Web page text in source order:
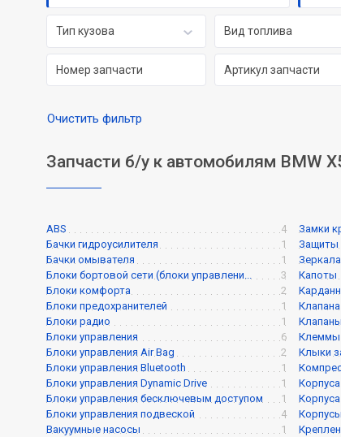
Тип кузова Вид топлива
Очистить фильтр
Запчасти б/у к автомобилям BMW
ABS
4
Бачки гидроусилителя
1
Бачки омывателя
1
Блоки бортовой сети (блоки управлени...
3
Блоки комфорта
2
Блоки предохранителей
1
Блоки радио
1
Блоки управления
6
Блоки управления Air Bag
2
Блоки управления Bluetooth
1
Блоки управления Dynamic Drive
1
Блоки управления бесключевым доступом
1
Блоки управления подвеской
4
Вакуумные насосы
1
Замки
Защиты
Капоты
Клапана
Клеммы
Клыки